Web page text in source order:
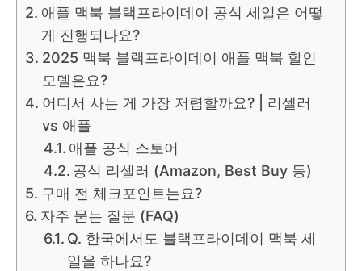
애플 맥북 블랙프라이데이 공식 세일은 어떻
게 진행되나요?
2025 맥북 블랙프라이데이 애플 맥북 할인
모델은요?
어디서 사는 게 가장 저렴할까요? | 리셀러
vs 애플
애플 공식 스토어
공식 리셀러 (Amazon, Best Buy 등)
구매 전 체크포인트는요?
자주 묻는 질문 (FAQ)
Q. 한국에서도 블랙프라이데이 맥북 세
일을 하나요?